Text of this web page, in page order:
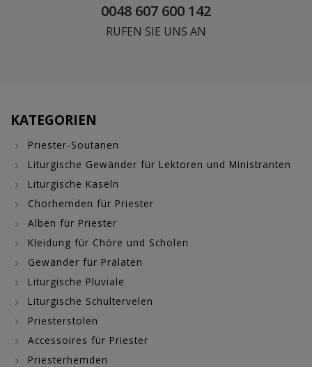
0048 607 600 142
RUFEN SIE UNS AN
KATEGORIEN
Priester-Soutanen
Liturgische Gewänder für Lektoren und Ministranten
Liturgische Kaseln
Chorhemden für Priester
Alben für Priester
Kleidung für Chöre und Scholen
Gewänder für Prälaten
Liturgische Pluviale
Liturgische Schultervelen
Priesterstolen
Accessoires für Priester
Priesterhemden